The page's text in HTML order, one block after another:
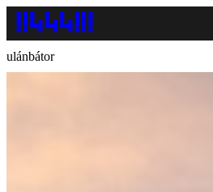
ulánbátor